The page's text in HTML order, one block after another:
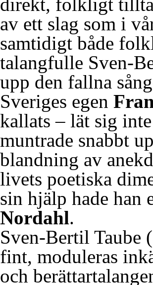
av ett slag som i
samtidigt både
talangfulle Sven-
upp den fallna
Sveriges egen
kallats – lät sig
muntrade snabbt
blandning av
livets poetiska
sin hjälp hade han
Nordahl.
Sven-Bertil Taube
fint, moduleras
och